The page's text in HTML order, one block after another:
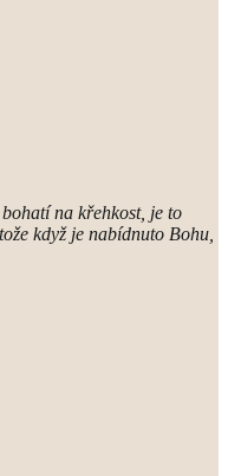
na křehkost, je to
když je nabídnuto Bohu,